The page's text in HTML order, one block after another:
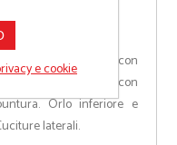
sportivo con
2 fili in costina 1x1 con
Orlo inferiore e
laterali.
e cookie